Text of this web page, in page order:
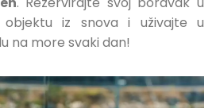
objektu iz snova i uživajte u
na more svaki dan!